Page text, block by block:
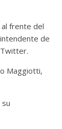
frente del
de
Maggiotti,